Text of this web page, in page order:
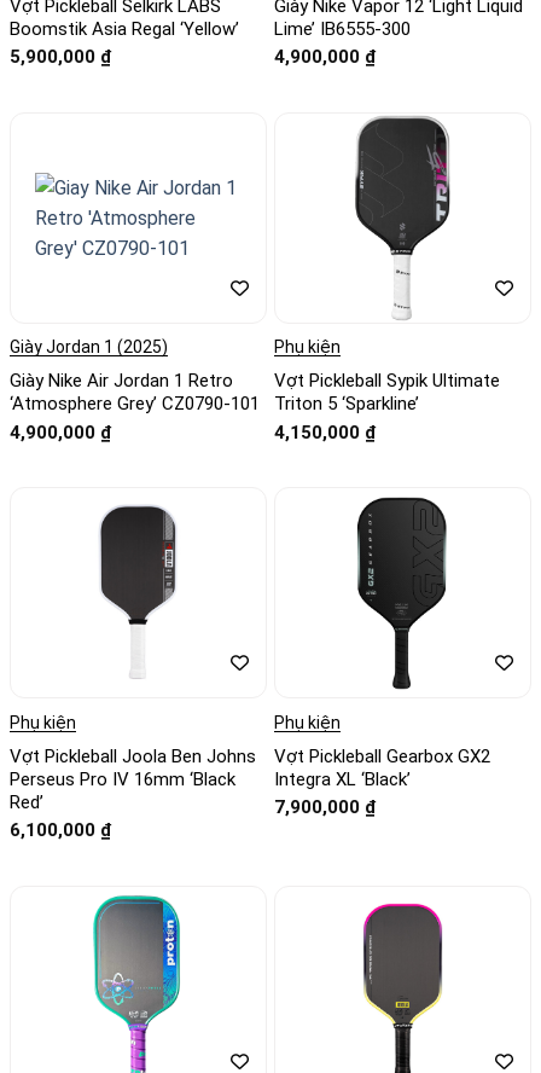
Vợt Pickleball Selkirk LABS
Boomstik Asia Regal ‘Yellow’
5,900,000 ₫
Giày Nike Vapor 12 ‘Light Liquid
Lime’ IB6555-300
4,900,000 ₫
Giày Jordan 1 (2025)
Giày Nike Air Jordan 1 Retro
‘Atmosphere Grey’ CZ0790-101
4,900,000 ₫
Phụ kiện
Vợt Pickleball Sypik Ultimate
Triton 5 ‘Sparkline’
4,150,000 ₫
Phụ kiện
Vợt Pickleball Joola Ben Johns
Perseus Pro IV 16mm ‘Black
Red’
6,100,000 ₫
Phụ kiện
Vợt Pickleball Gearbox GX2
Integra XL ‘Black’
7,900,000 ₫